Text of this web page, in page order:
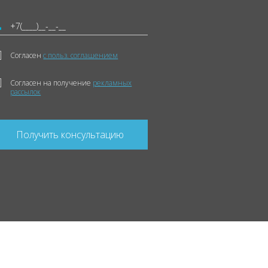
Согласенс польз. соглашением
Согласен на получение рекламных
рассылок
Получить консультацию